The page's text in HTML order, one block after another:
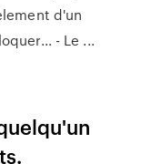
d'un
- Le ...